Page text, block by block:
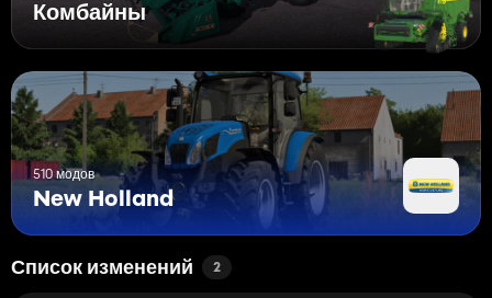
Комбайны
510 модов
New Holland
Список изменений 2